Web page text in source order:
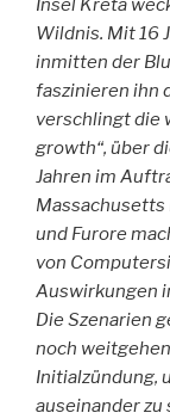
Insel Kreta
Wildnis. Mit 16
inmitten der
faszinieren ihn
verschlingt die
growth“, über
Jahren im
und Furore
von
Auswirkungen
Die Szenarien
noch
Initialzündung,
auseinander